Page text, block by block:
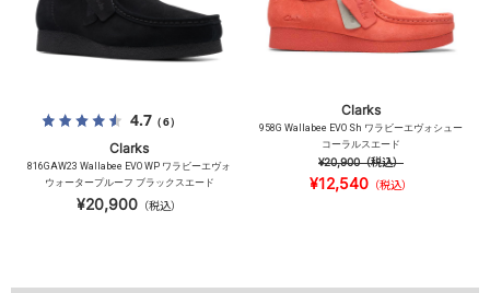
4.7（6）
Clarks
816GAW23 Wallabee EVO WP ワラビーエヴォ
ウォータープルーフ ブラックスエード
¥20,900 （税込）
Clarks
958G Wallabee EVO Sh ワラビーエヴォシュー
コーラルスエード
¥20,900（税込）
¥12,540 （税込）